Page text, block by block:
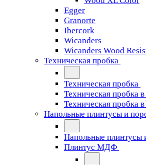
Egger
Granorte
Ibercork
Wicanders
Wicanders Wood
Техническая пробка
Техническая пробка
Техническая пробка в
Техническая пробка
Напольные плинтусы и
Напольные плинтусы
Плинтус МДФ